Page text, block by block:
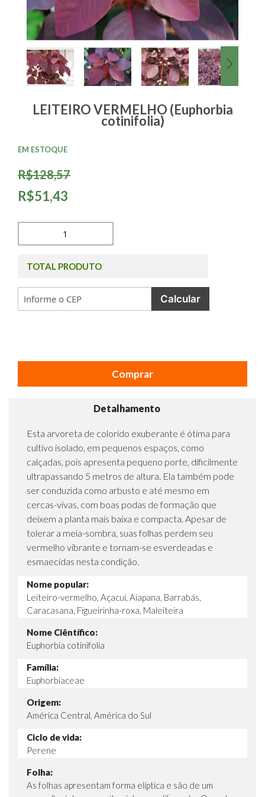
LEITEIRO VERMELHO (Euphorbia
cotinifolia)
R$128,57
R$51,43
EM ESTOQUE
TOTAL PRODUTO
Calcular
Comprar
Detalhamento
Esta arvoreta de colorido exuberante é ótima para
cultivo isolado, em pequenos espaços, como
calçadas, pois apresenta pequeno porte, dificilmente
ultrapassando 5 metros de altura. Ela também pode
ser conduzida como arbusto e até mesmo em
cercas-vivas, com boas podas de formação que
deixem a planta mais baixa e compacta. Apesar de
tolerar a meia-sombra, suas folhas perdem seu
vermelho vibrante e tornam-se esverdeadas e
esmaecidas nesta condição.
Nome popular:
Leiteiro-vermelho, Açacuí, Aiapana, Barrabás,
Caracasana, Figueirinha-roxa, Maleiteira
Nome Ciêntífico:
Euphorbia cotinifolia
Família:
Euphorbiaceae
Origem:
América Central, América do Sul
Ciclo de vida:
Perene
Folha:
As folhas apresentam forma elíptica e são de um